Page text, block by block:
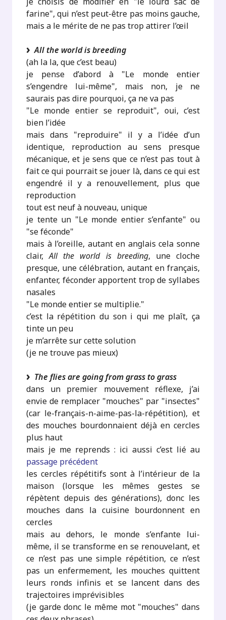
farine", qui n’est peut-être pas moins gauche,
mais a le mérite de ne pas trop attirer l’œil
All the world is breeding
(ah la la, que c’est beau)
je pense d’abord à "Le monde entier
s’engendre lui-même", mais non, je ne
saurais pas dire pourquoi, ça ne va pas
"Le monde entier se reproduit", oui, c’est
bien l’idée
mais dans "reproduire" il y a l’idée d’un
identique, reproduction au sens presque
mécanique, et je sens que ce n’est pas tout à
fait ce qui pourrait se jouer là, dans ce qui est
engendré il y a renouvellement, plus que
reproduction
tout est neuf à nouveau, unique
je tente un "Le monde entier s’enfante" ou
"se féconde"
mais à l’oreille, autant en anglais cela sonne
clair,All the world is breeding, une cloche
presque, une célébration, autant en français,
enfanter, féconder apportent trop de syllabes
nasales
"Le monde entier se multiplie."
c’est la répétition du son i qui me plaît, ça
tinte un peu
je m’arrête sur cette solution
(je ne trouve pas mieux)
The flies are going from grass to grass
dans un premier mouvement réflexe, j’ai
envie de remplacer "mouches" par "insectes"
(car le-français-n-aime-pas-la-répétition), et
des mouches bourdonnaient déjà en cercles
plus haut
mais je me reprends : ici aussi c’est lié au
passage précédent
les cercles répétitifs sont à l’intérieur de la
maison (lorsque les mêmes gestes se
répètent depuis des générations), donc les
mouches dans la cuisine bourdonnent en
cercles
mais au dehors, le monde s’enfante lui-
même, il se transforme en se renouvelant, et
ce n’est pas une simple répétition, ce n’est
pas un enfermement, les mouches quittent
leurs ronds infinis et se lancent dans des
trajectoires imprévisibles
(je garde donc le même mot "mouches" dans